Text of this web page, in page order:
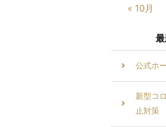
« 10月
公式ホ
新型コ
止対策